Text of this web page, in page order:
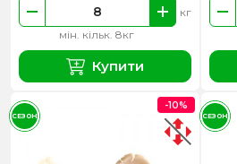
мін. кільк. 8кг
кг
Купити
-10%
СЕЗОН СЕЗОН